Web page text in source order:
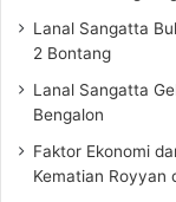
Lanal Sangatta
2 Bontang
Lanal Sangatta
Bengalon
Faktor Ekonomi
Kematian Royyan